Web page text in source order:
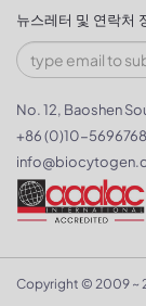
뉴스레터 및 연락처
No. 12, Baoshen
+86 (0)10-
Copyright © 2009 ~